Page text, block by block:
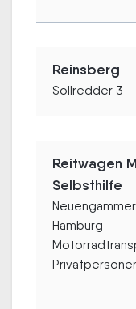
Reinsberg
Sollredder 3 -
Reitwagen
Selbsthilfe
Hamburg